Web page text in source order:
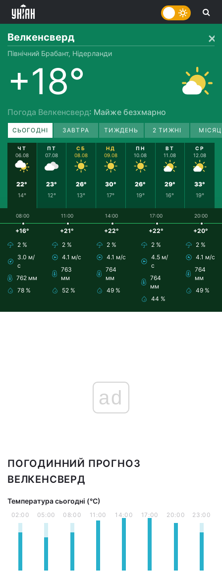
Велкенсверд
Північний Брабант, Нідерланди
+18°
Погода Велкенсверд: Майже безхмарно
СЬОГОДНІ ЗАВТРА ТИЖДЕНЬ 2 ТИЖНІ
ЧТ
06.08
22°
14°
ПТ
07.08
23°
12°
СБ
08.08
26°
13°
НД
09.08
30°
17°
ПН
10.08
26°
19°
ВТ
11.08
29°
16°
СР
12.08
33°
19°
08:00
+16°
2 %
3.0 м/
с
762 мм
78 %
11:00
+21°
2 %
4.1 м/с
763
мм
52 %
14:00
+22°
2 %
4.1 м/с
764
мм
49 %
17:00
+22°
2 %
4.5 м/
с
764
мм
44 %
20:00
+20°
2 %
4.1 м/с
764
мм
49 %
ad
ПОГОДИННИЙ ПРОГНОЗ
ВЕЛКЕНСВЕРД
Температура сьогодні (°С)
02:00 05:00 08:00 11:00 14:00 17:00 20:00 23:00